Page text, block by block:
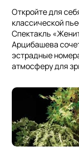
Откройте для
классической
Спектакль
Арцибашева
эстрадные
атмосферу для